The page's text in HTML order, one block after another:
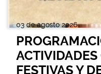
03 de agosto 2026
FESTIVAS Y